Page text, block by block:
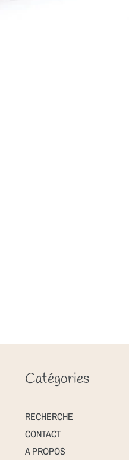
Catégories
RECHERCHE
CONTACT
A PROPOS